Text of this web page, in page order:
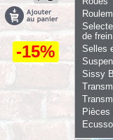
-15%
de
Selles
Sissy
Pièces